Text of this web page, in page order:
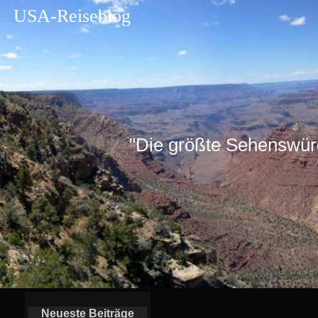
USA-Reiseblog
"Die größte
Neueste Beiträge